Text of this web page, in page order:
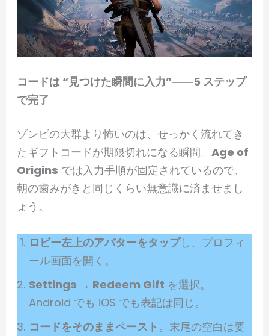
コードは “見つけた瞬間に入力”――5 ステップ
で完了
ゾンビの大群より怖いのは、せっかく流れてき
たギフトコードが期限切れになる瞬間。Age of
Origins では入力手順が固定されているので、
朝の歯みがきと同じくらい無意識に済ませまし
ょう。
ロビー左上のアバターをタップし、プロフィ
ール画面を開く。
Settings → Redeem Gift を選択。
Android でも iOS でも表記は同じ。
コードをそのままペースト 。末尾の空白は要